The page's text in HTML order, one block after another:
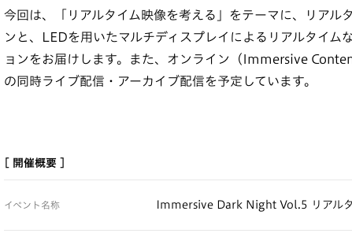
今回は、「リアルタイム映像を考える」をテーマに、リアル
ンと、LEDを用いたマルチディスプレイによるリアルタイム
ョンをお届けします。また、オンライン（Immersive
の同時ライブ配信・アーカイブ配信を予定しています。
[ 開催概要 ]
イベント名称 Immersive Dark Night Vol.5 リアル